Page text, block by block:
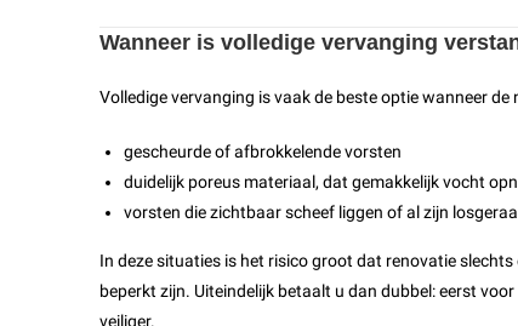
Wanneer is volledige vervanging
Volledige vervanging is vaak de beste optie wanneer
gescheurde of afbrokkelende vorsten
duidelijk poreus materiaal, dat gemakkelijk vocht
vorsten die zichtbaar scheef liggen of al zijn
In deze situaties is het risico groot dat renovatie
beperkt zijn. Uiteindelijk betaalt u dan dubbel: eerst
veiliger.